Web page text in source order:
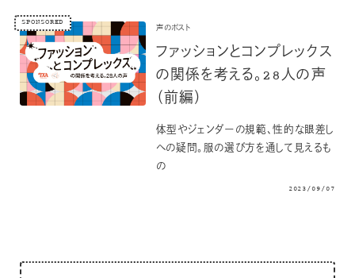
SPONSORED
声のポスト
ファッションとコンプレックス
の関係を考える。28人の声
（前編）
体型やジェンダーの規範、性的な眼差し
への疑問。服の選び方を通して見えるも
の
2023/09/07